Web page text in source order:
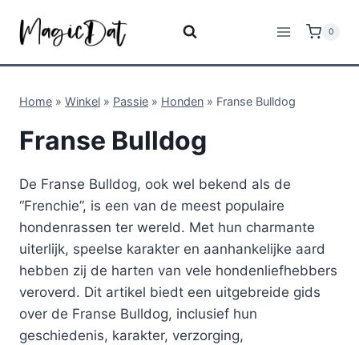
0
Home » Winkel » Passie » Honden » Franse Bulldog
Franse Bulldog
De Franse Bulldog, ook wel bekend als de
“Frenchie”, is een van de meest populaire
hondenrassen ter wereld. Met hun charmante
uiterlijk, speelse karakter en aanhankelijke aard
hebben zij de harten van vele hondenliefhebbers
veroverd. Dit artikel biedt een uitgebreide gids
over de Franse Bulldog, inclusief hun
geschiedenis, karakter, verzorging,